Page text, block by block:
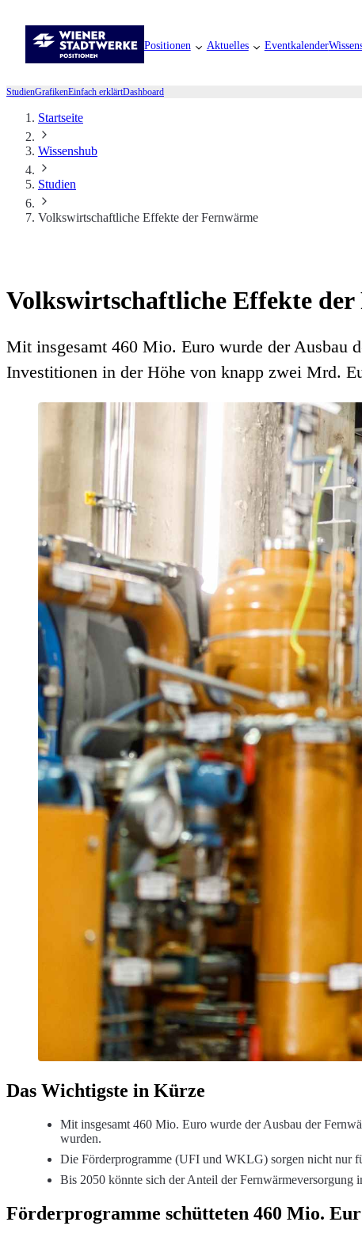
Positionen Aktuelles Eventkalender
StudienGrafikenEinfach erklärtDashboard
Startseite
Wissenshub
Studien
Volkswirtschaftliche Effekte der Fernwärme
Volkswirtschaftliche Effekte der
Mit insgesamt 460 Mio. Euro wurde der Ausbau
Investitionen in der Höhe von knapp zwei Mrd.
Das Wichtigste in Kürze
Mit insgesamt 460 Mio. Euro wurde der Ausbau der
wurden.
Die Förderprogramme (UFI und WKLG) sorgen nicht nur
Bis 2050 könnte sich der Anteil der
Förderprogramme schütteten 460 Mio.